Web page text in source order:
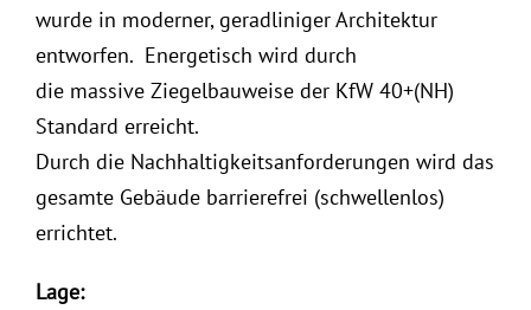
wurde in moderner, geradliniger Architektur
entworfen. Energetisch wird durch
die massive Ziegelbauweise der KfW 40+(NH)
Standard erreicht.
Durch die Nachhaltigkeitsanforderungen wird das
gesamte Gebäude barrierefrei (schwellenlos)
errichtet.
Lage: